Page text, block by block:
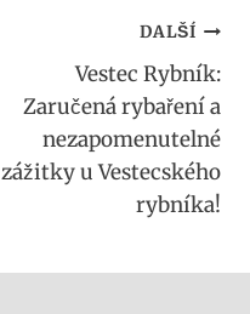
DALŠÍ
Vestec Rybník:
Zaručená rybaření a
nezapomenutelné
zážitky u Vestecského
rybníka!